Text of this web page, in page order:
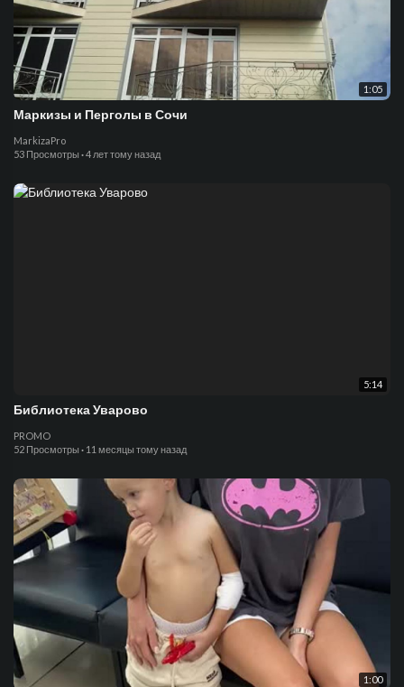
1:05
Маркизы и Перголы в Сочи
MarkizaPro
53 Просмотры ·4 лет тому назад
5:14
Библиотека Уварово
PROMO
52 Просмотры · 11 месяцы тому назад
1:00